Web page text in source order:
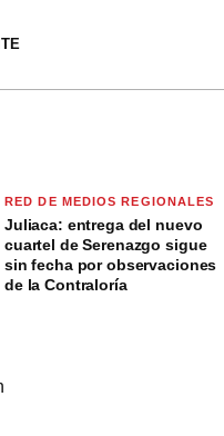
RED DE MEDIOS REGIONALES
Juliaca: entrega del nuevo
cuartel de Serenazgo sigue
sin fecha por observaciones
de la Contraloría